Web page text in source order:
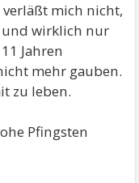
mich nicht,
und wirklich nur
Jahren
mehr gauben.
zu leben.
Pfingsten